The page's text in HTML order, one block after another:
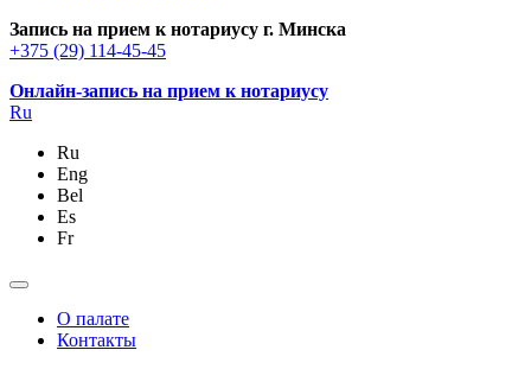
Запись на прием к нотариусу г. Минска
+375 (29) 114-45-45
Онлайн-запись на прием к нотариусу
Ru
Ru
Eng
Bel
Es
Fr
О палате
Контакты